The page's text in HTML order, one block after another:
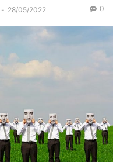
- 28/05/2022 0